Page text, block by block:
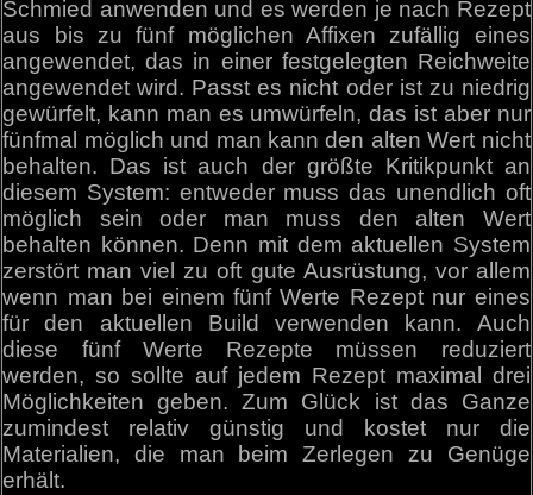
Schmied anwenden und es werden je nach Rezept
aus bis zu fünf möglichen Affixen zufällig eines
angewendet, das in einer festgelegten Reichweite
angewendet wird. Passt es nicht oder ist zu niedrig
gewürfelt, kann man es umwürfeln, das ist aber nur
fünfmal möglich und man kann den alten Wert nicht
behalten. Das ist auch der größte Kritikpunkt an
diesem System: entweder muss das unendlich oft
möglich sein oder man muss den alten Wert
behalten können. Denn mit dem aktuellen System
zerstört man viel zu oft gute Ausrüstung, vor allem
wenn man bei einem fünf Werte Rezept nur eines
für den aktuellen Build verwenden kann. Auch
diese fünf Werte Rezepte müssen reduziert
werden, so sollte auf jedem Rezept maximal drei
Möglichkeiten geben. Zum Glück ist das Ganze
zumindest relativ günstig und kostet nur die
Materialien, die man beim Zerlegen zu Genüge
erhält.